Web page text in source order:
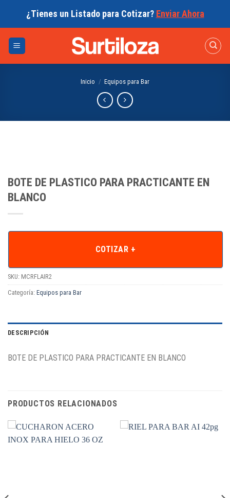
¿Tienes un Listado para Cotizar? Enviar Ahora
Inicio / Equipos para Bar
BOTE DE PLASTICO PARA PRACTICANTE EN
BLANCO
COTIZAR +
SKU: MCRFLAIR2
Categoría: Equipos para Bar
DESCRIPCIÓN
BOTE DE PLASTICO PARA PRACTICANTE EN BLANCO
PRODUCTOS RELACIONADOS